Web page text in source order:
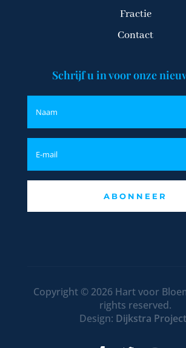
Fractie
Contact
Schrijf u in voor onze
ABONNEER
Copyright © 2026 Hart voor
rights reserved.
Design: Dijkstra